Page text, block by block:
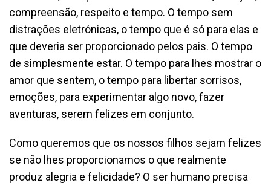
compreensão, respeito e tempo. O tempo sem
distrações eletrónicas, o tempo que é só para elas e
que deveria ser proporcionado pelos pais. O tempo
de simplesmente estar. O tempo para lhes mostrar o
amor que sentem, o tempo para libertar sorrisos,
emoções, para experimentar algo novo, fazer
aventuras, serem felizes em conjunto.
Como queremos que os nossos filhos sejam felizes
se não lhes proporcionamos o que realmente
produz alegria e felicidade? O ser humano precisa